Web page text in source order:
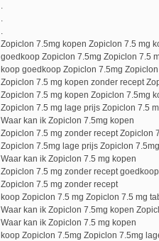
.
.
.
Zopiclon 7.5mg kopen Zopiclon 7.5 mg
goedkoop Zopiclon 7.5mg Zopiclon 7.5
koop goedkoop Zopiclon 7.5mg
Zopiclon 7.5 mg kopen zonder recept
Zopiclon 7.5 mg kopen Zopiclon 7.5mg
Zopiclon 7.5 mg lage prijs Zopiclon 7.5
Waar kan ik Zopiclon 7.5mg kopen
Zopiclon 7.5 mg zonder recept Zopiclon
Zopiclon 7.5mg lage prijs Zopiclon
Waar kan ik Zopiclon 7.5 mg kopen
Zopiclon 7.5 mg zonder recept
Zopiclon 7.5 mg zonder recept
koop Zopiclon 7.5 mg Zopiclon 7.5 mg
Waar kan ik Zopiclon 7.5mg kopen
Waar kan ik Zopiclon 7.5 mg kopen
koop Zopiclon 7.5mg Zopiclon 7.5mg